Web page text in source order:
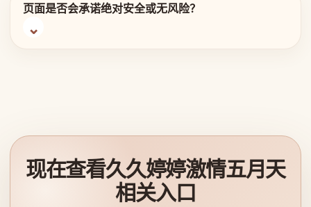
页面是否会承诺绝对安全或无风险？
现在查看久久婷婷激情五月天
相关入口